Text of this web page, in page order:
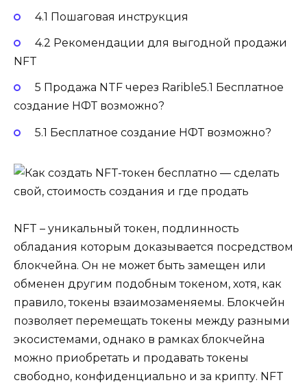
4.1 Пошаговая инструкция
4.2 Рекомендации для выгодной продажи
NFT
5 Продажа NTF через Rarible5.1 Бесплатное
создание НФТ возможно?
5.1 Бесплатное создание НФТ возможно?
NFT – уникальный токен, подлинность
обладания которым доказывается посредством
блокчейна. Он не может быть замещен или
обменен другим подобным токеном, хотя, как
правило, токены взаимозаменяемы. Блокчейн
позволяет перемещать токены между разными
экосистемами, однако в рамках блокчейна
можно приобретать и продавать токены
свободно, конфиденциально и за крипту. NFT